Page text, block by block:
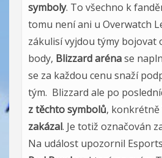
symboly. To všechno k
tomu není ani u Overwatch
zákulisí vyjdou týmy bojovat
body, Blizzard arénase
se za každou cenu snaží
tým. Blizzard ale po
z těchto symbolů, konkrétně
zakázal. Je totiž označován
Na událost upozornil